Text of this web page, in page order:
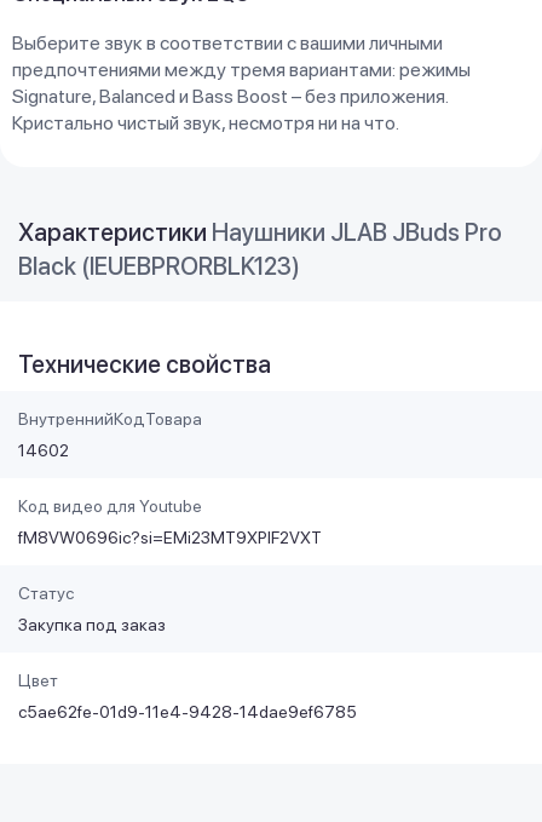
Выберите звук в соответствии с вашими личными
предпочтениями между тремя вариантами: режимы
Signature, Balanced и Bass Boost – без приложения.
Кристально чистый звук, несмотря ни на что.
Характеристики Наушники JLAB JBuds Pro
Black (IEUEBPRORBLK123)
Технические свойства
ВнутреннийКодТовара
14602
Код видео для Youtube
fM8VW0696ic?si=EMi23MT9XPIF2VXT
Статус
Закупка под заказ
Цвет
c5ae62fe-01d9-11e4-9428-14dae9ef6785